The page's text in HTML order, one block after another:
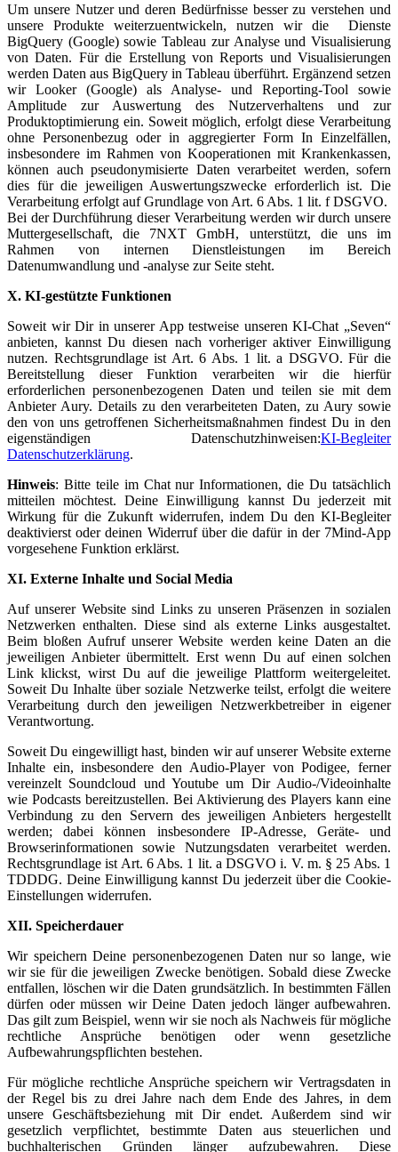
Um unsere Nutzer und deren Bedürfnisse besser zu verstehen und
unsere Produkte weiterzuentwickeln, nutzen wir die Dienste
BigQuery (Google) sowie Tableau zur Analyse und Visualisierung
von Daten. Für die Erstellung von Reports und Visualisierungen
werden Daten aus BigQuery in Tableau überführt. Ergänzend setzen
wir Looker (Google) als Analyse- und Reporting-Tool sowie
Amplitude zur Auswertung des Nutzerverhaltens und zur
Produktoptimierung ein. Soweit möglich, erfolgt diese Verarbeitung
ohne Personenbezug oder in aggregierter Form In Einzelfällen,
insbesondere im Rahmen von Kooperationen mit Krankenkassen,
können auch pseudonymisierte Daten verarbeitet werden, sofern
dies für die jeweiligen Auswertungszwecke erforderlich ist. Die
Verarbeitung erfolgt auf Grundlage von Art. 6 Abs. 1 lit. f DSGVO.
Bei der Durchführung dieser Verarbeitung werden wir durch unsere
Muttergesellschaft, die 7NXT GmbH, unterstützt, die uns im
Rahmen von internen Dienstleistungen im Bereich
Datenumwandlung und -analyse zur Seite steht.
X. KI-gestützte Funktionen
Soweit wir Dir in unserer App testweise unseren KI-Chat „Seven“
anbieten, kannst Du diesen nach vorheriger aktiver Einwilligung
nutzen. Rechtsgrundlage ist Art. 6 Abs. 1 lit. a DSGVO. Für die
Bereitstellung dieser Funktion verarbeiten wir die hierfür
erforderlichen personenbezogenen Daten und teilen sie mit dem
Anbieter Aury. Details zu den verarbeiteten Daten, zu Aury sowie
den von uns getroffenen Sicherheitsmaßnahmen findest Du in den
eigenständigen Datenschutzhinweisen:KI-Begleiter
Datenschutzerklärung.
Hinweis: Bitte teile im Chat nur Informationen, die Du tatsächlich
mitteilen möchtest. Deine Einwilligung kannst Du jederzeit mit
Wirkung für die Zukunft widerrufen, indem Du den KI-Begleiter
deaktivierst oder deinen Widerruf über die dafür in der 7Mind-App
vorgesehene Funktion erklärst.
XI. Externe Inhalte und Social Media
Auf unserer Website sind Links zu unseren Präsenzen in sozialen
Netzwerken enthalten. Diese sind als externe Links ausgestaltet.
Beim bloßen Aufruf unserer Website werden keine Daten an die
jeweiligen Anbieter übermittelt. Erst wenn Du auf einen solchen
Link klickst, wirst Du auf die jeweilige Plattform weitergeleitet.
Soweit Du Inhalte über soziale Netzwerke teilst, erfolgt die weitere
Verarbeitung durch den jeweiligen Netzwerkbetreiber in eigener
Verantwortung.
Soweit Du eingewilligt hast, binden wir auf unserer Website externe
Inhalte ein, insbesondere den Audio-Player von Podigee, ferner
vereinzelt Soundcloud und Youtube um Dir Audio-/Videoinhalte
wie Podcasts bereitzustellen. Bei Aktivierung des Players kann eine
Verbindung zu den Servern des jeweiligen Anbieters hergestellt
werden; dabei können insbesondere IP-Adresse, Geräte- und
Browserinformationen sowie Nutzungsdaten verarbeitet werden.
Rechtsgrundlage ist Art. 6 Abs. 1 lit. a DSGVO i. V. m. § 25 Abs. 1
TDDDG. Deine Einwilligung kannst Du jederzeit über die Cookie-
Einstellungen widerrufen.
XII. Speicherdauer
Wir speichern Deine personenbezogenen Daten nur so lange, wie
wir sie für die jeweiligen Zwecke benötigen. Sobald diese Zwecke
entfallen, löschen wir die Daten grundsätzlich. In bestimmten Fällen
dürfen oder müssen wir Deine Daten jedoch länger aufbewahren.
Das gilt zum Beispiel, wenn wir sie noch als Nachweis für mögliche
rechtliche Ansprüche benötigen oder wenn gesetzliche
Aufbewahrungspflichten bestehen.
Für mögliche rechtliche Ansprüche speichern wir Vertragsdaten in
der Regel bis zu drei Jahre nach dem Ende des Jahres, in dem
unsere Geschäftsbeziehung mit Dir endet. Außerdem sind wir
gesetzlich verpflichtet, bestimmte Daten aus steuerlichen und
buchhalterischen Gründen länger aufzubewahren. Diese